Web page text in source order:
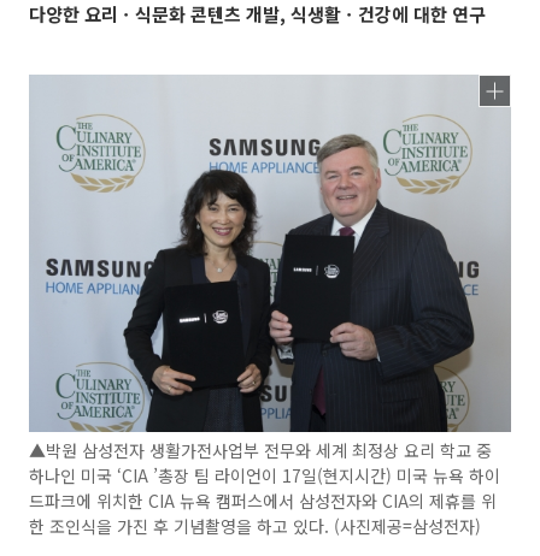
다양한 요리ㆍ식문화 콘텐츠 개발, 식생활ㆍ건강에 대한 연구
▲박원 삼성전자 생활가전사업부 전무와 세계 최정상 요리 학교 중
하나인 미국 ‘CIA ’총장 팀 라이언이 17일(현지시간) 미국 뉴욕 하이
드파크에 위치한 CIA 뉴욕 캠퍼스에서 삼성전자와 CIA의 제휴를 위
한 조인식을 가진 후 기념촬영을 하고 있다. (사진제공=삼성전자)